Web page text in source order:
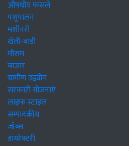
औषधीय फसलें
पशुपालन
मशीनरी
खेती-बाड़ी
मौसम
बाजार
ग्रामीण उद्द्योग
सरकारी योजनाएं
लाइफ स्टाइल
सम्पादकीय
जॉब्स
डायरेक्टरी